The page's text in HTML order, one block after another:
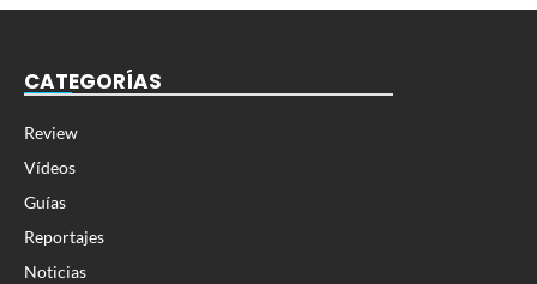
CATEGORÍAS
Review
Vídeos
Guías
Reportajes
Noticias